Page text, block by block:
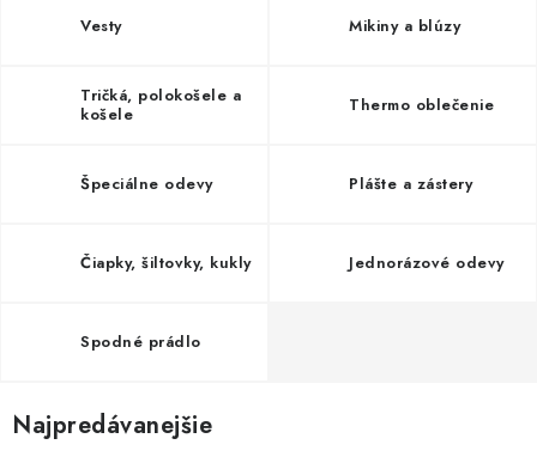
Predajne Kontakt
Pre firmy
Formulár na výmenu tovaru
Reklamačný poriadok
Formulár na vrátenie tovaru /odstúpenie od zmluvy
Pravidlá a nastavenia cookies
Vesty Mikiny a blúzy
Tričká, polokošele a
košele
Thermo oblečenie
Špeciálne odevy Plášte a zástery
Čiapky, šiltovky, kukly Jednorázové odevy
Spodné prádlo
Najpredávanejšie